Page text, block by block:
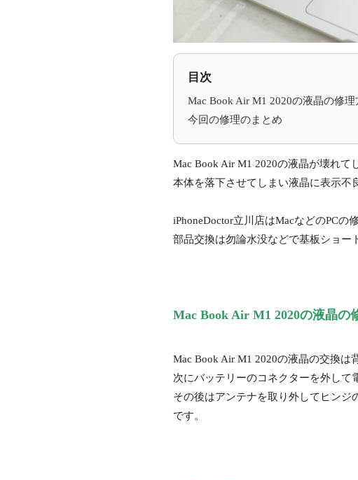
目次
Mac Book Air M1 2020の液晶の修理
今回の修理のまとめ
Mac Book Air M1 2020の液晶が壊れて
本体を落下させてしまい液晶に表示不
iPhoneDoctor立川店はMacなどのPCの
部品交換は勿論水没などで基板ショー
Mac Book Air M1 2020の液晶の
Mac Book Air M1 2020の液晶の交換は
次にバッテリーのコネクターを外して
その後はアンテナを取り外してヒンジ
です。